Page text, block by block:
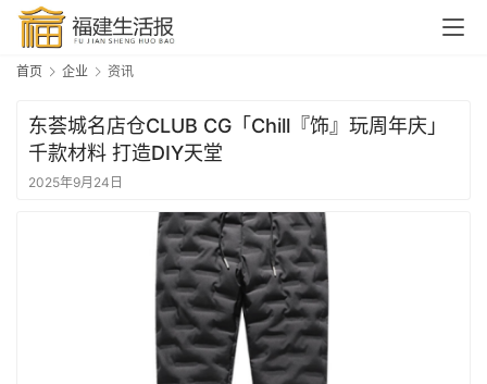
首页 企业 资讯
东荟城名店仓CLUB CG「Chill『饰』玩周年庆」
千款材料 打造DIY天堂
2025年9月24日